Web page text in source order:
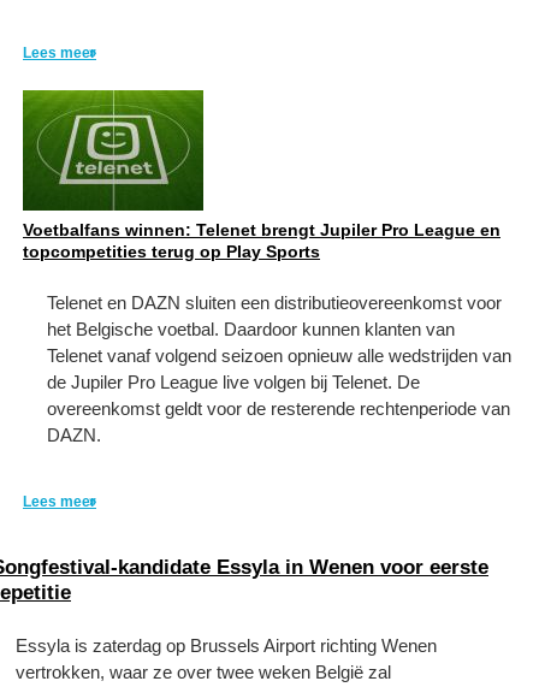
Lees meer
Voetbalfans winnen: Telenet brengt Jupiler Pro League en
topcompetities terug op Play Sports
Telenet en DAZN sluiten een distributieovereenkomst voor
het Belgische voetbal. Daardoor kunnen klanten van
Telenet vanaf volgend seizoen opnieuw alle wedstrijden van
de Jupiler Pro League live volgen bij Telenet. De
overeenkomst geldt voor de resterende rechtenperiode van
DAZN.
Lees meer
kandidate Essyla in Wenen voor eerste
Essyla is zaterdag op Brussels Airport richting Wenen
vertrokken, waar ze over twee weken België zal